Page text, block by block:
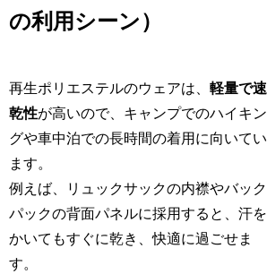
の利用シーン）
再生ポリエステルのウェアは、軽量で速
乾性が高いので、キャンプでのハイキン
グや車中泊での長時間の着用に向いてい
ます。
例えば、リュックサックの内襟やバック
パックの背面パネルに採用すると、汗を
かいてもすぐに乾き、快適に過ごせま
す。